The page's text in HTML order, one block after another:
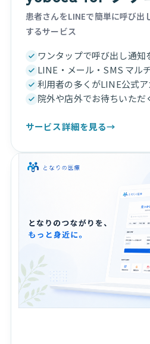
患者さんをLINEで簡単に呼び出
するサービス
ワンタップで呼び出し通知
LINE・メール・SMS マル
利用者の多くがLINE公式
院外や店外でお待ちいただ
サービス詳細を見る→